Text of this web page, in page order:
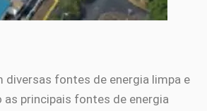
diversas fontes de energia limpa e
principais fontes de energia